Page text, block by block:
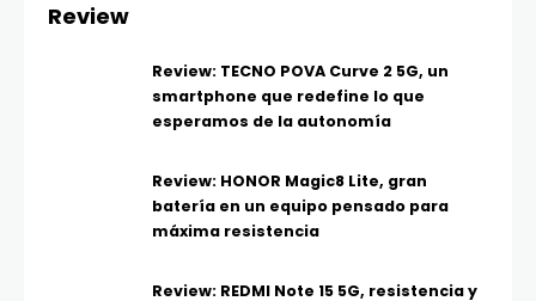
Review
Review: TECNO POVA Curve 2 5G, un
smartphone que redefine lo que
esperamos de la autonomía
Review: HONOR Magic8 Lite, gran
batería en un equipo pensado para
máxima resistencia
Review: REDMI Note 15 5G, resistencia y